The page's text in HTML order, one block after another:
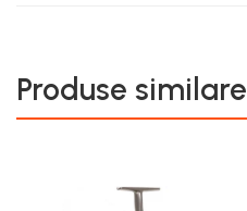
Produse similare